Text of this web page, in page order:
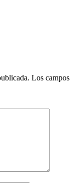
Los campos